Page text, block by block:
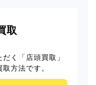
取
く「店頭買取」
方法です。